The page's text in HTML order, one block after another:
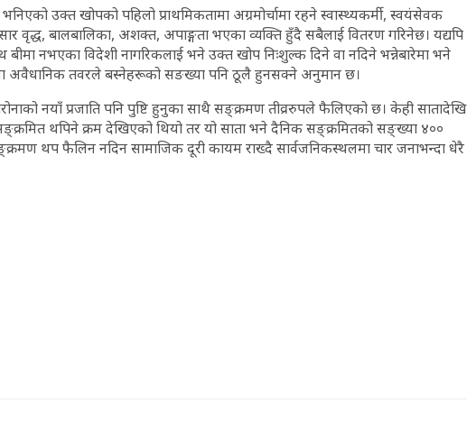
उक्त खोपको पहिलो प्राथमिकतामा अग्रमोर्चामा रहने स्वास्थ्यकर्मी, स्वयंसेवक
वृद्ध, बालबालिका, अशक्त, अपाङ्गता भएका व्यक्ति हुँदै सबैलाई वितरण गरिनेछ। यद्यपि
नभएका विदेशी नागरिकलाई भने उक्त खोप निःशुल्क दिने वा नदिने भन्नेबारेमा भने
अवैधानिक तवरले बस्नेहरूको सङख्या पनि ठूलै हुनसक्ने अनुमान छ।
नयाँ प्रजाति पनि पुष्टि हुनुका साथै सङ्क्रमण तीव्ररुपले फैलिएको छ। केही सातादेखि
थपिने क्रम देखिएको थियो तर यो साता भने दैनिक सङ्क्रमितको सङ्ख्या ४००
थप फैलिन नदिन सामाजिक दूरी कायम राख्दै सार्वजनिकस्थलमा चार जनाभन्दा धेरै